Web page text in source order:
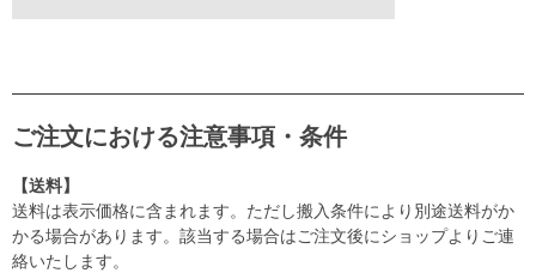
ご注文における注意事項・条件
【送料】
送料は表示価格に含まれます。ただし搬入条件により別途送料がか
かる場合があります。該当する場合はご注文後にショップよりご連
絡いたします。